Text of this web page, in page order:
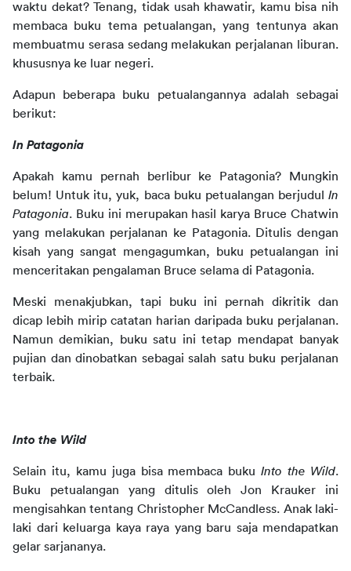
waktu dekat? Tenang, tidak usah khawatir, kamu bisa nih
membaca buku tema petualangan, yang tentunya akan
membuatmu serasa sedang melakukan perjalanan liburan.
khususnya ke luar negeri.
Adapun beberapa buku petualangannya adalah sebagai
berikut:
In Patagonia
Apakah kamu pernah berlibur ke Patagonia? Mungkin
belum! Untuk itu, yuk, baca buku petualangan berjudul In
Patagonia. Buku ini merupakan hasil karya Bruce Chatwin
yang melakukan perjalanan ke Patagonia. Ditulis dengan
kisah yang sangat mengagumkan, buku petualangan ini
menceritakan pengalaman Bruce selama di Patagonia.
Meski menakjubkan, tapi buku ini pernah dikritik dan
dicap lebih mirip catatan harian daripada buku perjalanan.
Namun demikian, buku satu ini tetap mendapat banyak
pujian dan dinobatkan sebagai salah satu buku perjalanan
terbaik.
Into the Wild
Selain itu, kamu juga bisa membaca buku Into the Wild.
Buku petualangan yang ditulis oleh Jon Krauker ini
mengisahkan tentang Christopher McCandless. Anak laki-
laki dari keluarga kaya raya yang baru saja mendapatkan
gelar sarjananya.